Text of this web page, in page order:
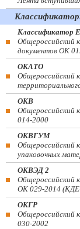
Классификатор
Общероссийский
документов ОК
ОКАТО
Общероссийский
ОКВ
Общероссийский
014-2000
ОКВГУМ
Общероссийский
упаковочных
ОКВЭД 2
Общероссийский
ОК 029-2014
ОКГР
Общероссийский
030-2002